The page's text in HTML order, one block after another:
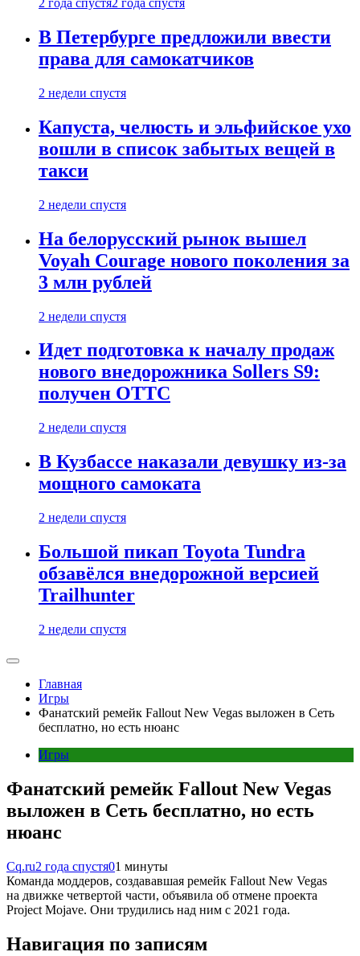
2 года спустя2 года спустя
В Петербурге предложили ввести
права для самокатчиков
2 недели спустя
Капуста, челюсть и эльфийское ухо
вошли в список забытых вещей в
такси
2 недели спустя
На белорусский рынок вышел
Voyah Courage нового поколения за
3 млн рублей
2 недели спустя
Идет подготовка к началу продаж
нового внедорожника Sollers S9:
получен ОТТС
2 недели спустя
В Кузбассе наказали девушку из-за
мощного самоката
2 недели спустя
Большой пикап Toyota Tundra
обзавёлся внедорожной версией
Trailhunter
2 недели спустя
Главная
Игры
Фанатский ремейк Fallout New Vegas выложен в Сеть
бесплатно, но есть нюанс
Игры
Фанатский ремейк Fallout New Vegas
выложен в Сеть бесплатно, но есть
нюанс
Cq.ru2 года спустя01 минуты
Команда моддеров, создававшая ремейк Fallout New Vegas
на движке четвертой части, объявила об отмене проекта
Project Mojave. Они трудились над ним с 2021 года.
Навигация по записям